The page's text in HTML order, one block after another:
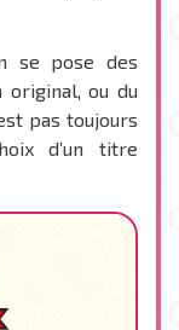
se pose des
original, ou du
pas toujours
d’un titre